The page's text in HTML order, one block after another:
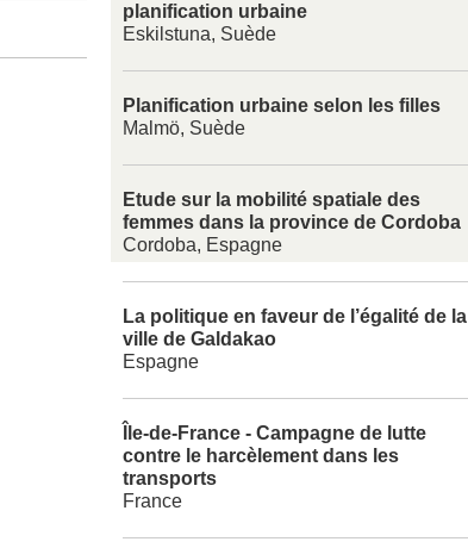
planification urbaine
Eskilstuna, Suède
Planification urbaine selon les filles
Malmö, Suède
Etude sur la mobilité spatiale des
femmes dans la province de Cordoba
Cordoba, Espagne
La politique en faveur de l’égalité de la
ville de Galdakao
Espagne
Île-de-France - Campagne de lutte
contre le harcèlement dans les
transports
France